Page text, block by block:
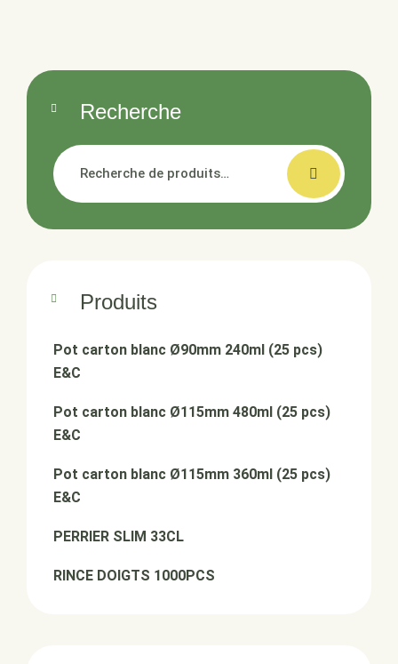
Recherche
Recherche
pour :
Produits
Pot carton blanc Ø90mm 240ml (25 pcs)
E&C
Pot carton blanc Ø115mm 480ml (25 pcs)
E&C
Pot carton blanc Ø115mm 360ml (25 pcs)
E&C
PERRIER SLIM 33CL
RINCE DOIGTS 1000PCS